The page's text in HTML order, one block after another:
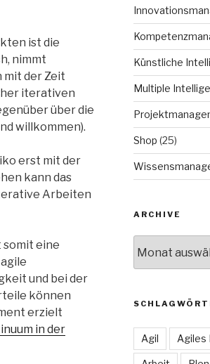
ist die
nimmt
mit der Zeit
iterativen
über die
willkommen).
erst mit der
kann das
Arbeiten
somit eine
und bei der
können
erzielt
in der
Künstliche
Multiple
Shop (25)
ARCHIVE
Agil Agiles